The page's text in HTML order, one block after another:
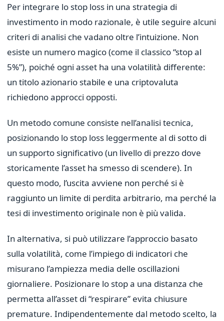
Per integrare lo stop loss in una strategia di
investimento in modo razionale, è utile seguire alcuni
criteri di analisi che vadano oltre l’intuizione. Non
esiste un numero magico (come il classico “stop al
5%”), poiché ogni asset ha una volatilità differente:
un titolo azionario stabile e una criptovaluta
richiedono approcci opposti.
Un metodo comune consiste nell’analisi tecnica,
posizionando lo stop loss leggermente al di sotto di
un supporto significativo (un livello di prezzo dove
storicamente l’asset ha smesso di scendere). In
questo modo, l’uscita avviene non perché si è
raggiunto un limite di perdita arbitrario, ma perché la
tesi di investimento originale non è più valida.
In alternativa, si può utilizzare l’approccio basato
sulla volatilità, come l’impiego di indicatori che
misurano l’ampiezza media delle oscillazioni
giornaliere. Posizionare lo stop a una distanza che
permetta all’asset di “respirare” evita chiusure
premature. Indipendentemente dal metodo scelto, la